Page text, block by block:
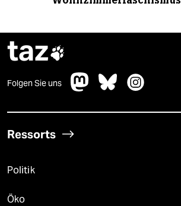
taz
Folgen Sie uns
Ressorts
Politik
Öko